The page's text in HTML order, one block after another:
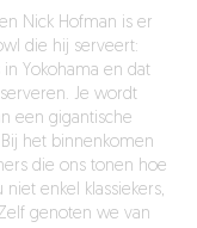
Nick Hofman is er
die hij serveert:
Yokohama en dat
Je wordt
een gigantische
het binnenkomen
die ons tonen hoe
enkel klassiekers,
genoten we van